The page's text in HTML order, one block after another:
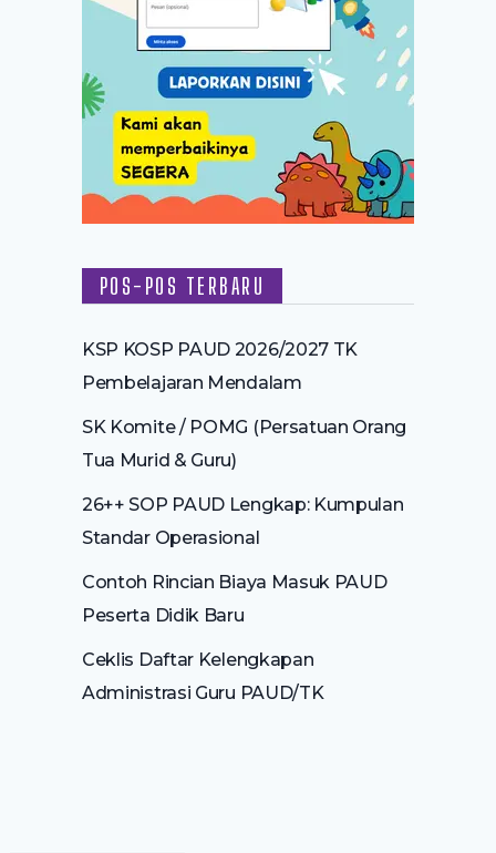
POS-POS TERBARU
KSP KOSP PAUD 2026/2027 TK
Pembelajaran Mendalam
SK Komite / POMG (Persatuan Orang
Tua Murid & Guru)
26++ SOP PAUD Lengkap: Kumpulan
Standar Operasional
Contoh Rincian Biaya Masuk PAUD
Peserta Didik Baru
Ceklis Daftar Kelengkapan
Administrasi Guru PAUD/TK